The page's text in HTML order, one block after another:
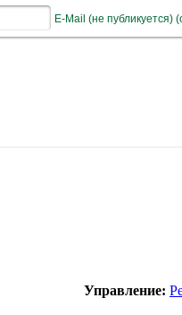
E-Mail (не публикуется)
Управление: